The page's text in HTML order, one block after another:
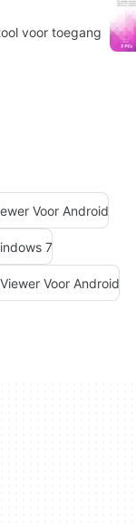
voor toegang
Voor Android
7
Voor Android